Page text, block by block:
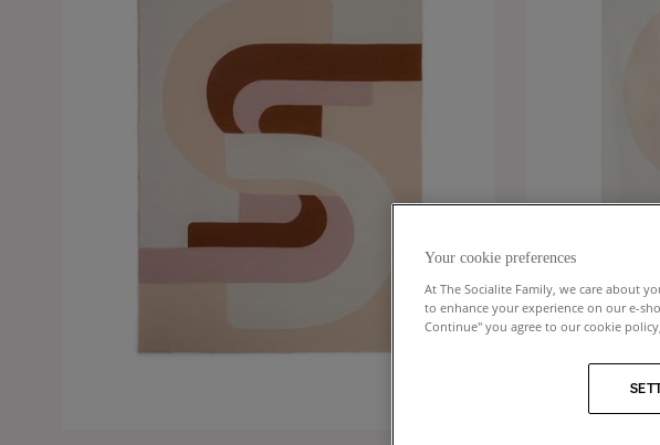
Your cookie preferences
At The Socialite Family, we care about
to enhance your experience on our e-
Continue" you agree to our cookie